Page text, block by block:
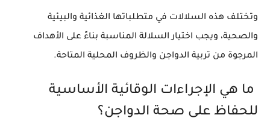
وتختلف هذه السلالات في متطلباتها الغذائية والبيئية
والصحية، ويجب اختيار السلالة المناسبة بناءً على الأهداف
المرجوة من تربية الدواجن والظروف المحلية المتاحة.
ما هي الإجراءات الوقائية الأساسية
للحفاظ على صحة الدواجن؟